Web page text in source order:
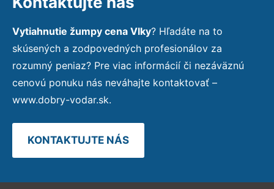
Vytiahnutie žumpy cena Vlky? Hľadáte na to
skúsených a zodpovedných profesionálov za
rozumný peniaz? Pre viac informácií či nezáväznú
cenovú ponuku nás neváhajte kontaktovať –
www.dobry-vodar.sk.
KONTAKTUJTE NÁS